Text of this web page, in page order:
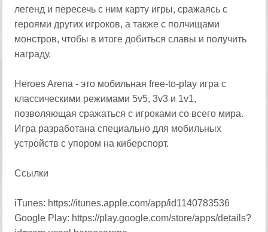
легенд и пересечь с ним карту игры, сражаясь с
героями других игроков, а также с полчищами
монстров, чтобы в итоге добиться славы и получить
награду.
Heroes Arena - это мобильная free-to-play игра с
классическими режимами 5v5, 3v3 и 1v1,
позволяющая сражаться с игроками со всего мира.
Игра разработана специально для мобильных
устройств с упором на киберспорт.
Ссылки
iTunes: https://itunes.apple.com/app/id1140783536
Google Play: https://play.google.com/store/apps/details?